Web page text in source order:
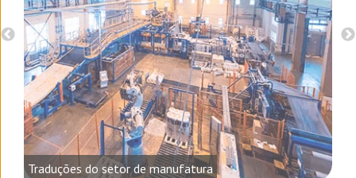
Traduções do setor de manufatura